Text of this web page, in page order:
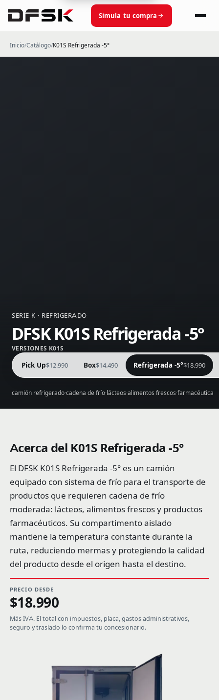
Simula tu compra
Inicio/Catálogo/K01S Refrigerada -5°
SERIE K · REFRIGERADO
DFSK K01S Refrigerada -5°
VERSIONES K01S
Pick Up$12.990 Box$14.490 Refrigerada -5°$18.990
camión refrigerado cadena de frío lácteos alimentos frescos farmacéutica
Acerca del K01S Refrigerada -5°
El DFSK K01S Refrigerada -5° es un camión
equipado con sistema de frío para el transporte de
productos que requieren cadena de frío
moderada: lácteos, alimentos frescos y productos
farmacéuticos. Su compartimento aislado
mantiene la temperatura constante durante la
ruta, reduciendo mermas y protegiendo la calidad
del producto desde el origen hasta el destino.
PRECIO DESDE
$18.990
Más IVA. El total con impuestos, placa, gastos administrativos,
seguro y traslado lo confirma tu concesionario.